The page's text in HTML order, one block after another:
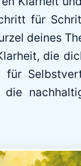
für
deines
die
die